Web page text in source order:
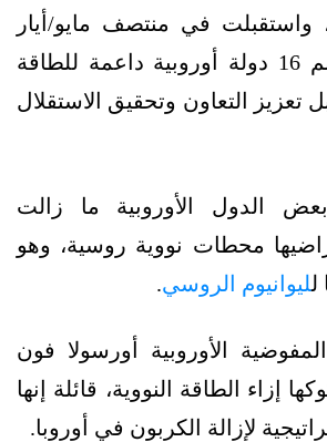
واستقبلت في منتصف مايو/أيار
2023 اجتماعًا يضم 16 دولة أوروبية داعمة للطاقة
تعزيز التعاون وتحقيق الاستقلال
الدول الأوروبية ما زالت
محطات نووية روسية، وهو
لليوانيوم الروسي.
الأوروبية أورسولا فون
إزاء الطاقة النووية، قائلة إنها
لإزالة الكربون في أوروبا.